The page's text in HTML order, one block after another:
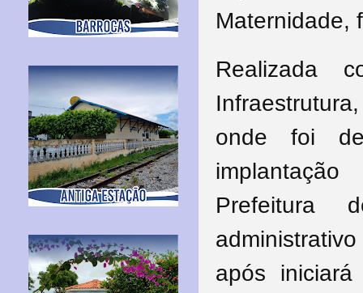
Maternidade,
Realizada
onde foi
Prefeitura
após